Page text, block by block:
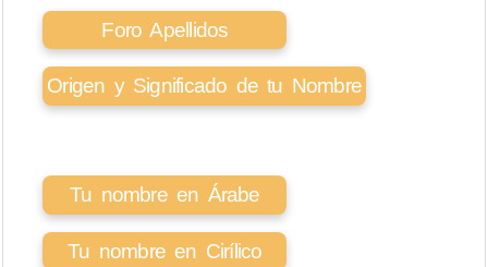
Foro Apellidos
Origen y Significado de tu Nombre
Tu nombre en Árabe
Tu nombre en Cirílico